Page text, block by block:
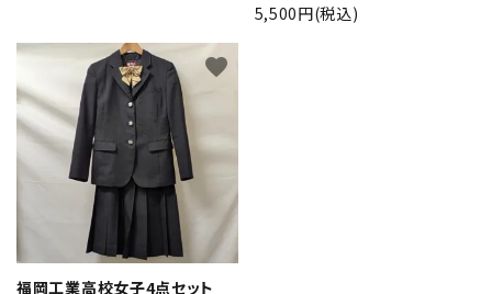
5,500円(税込)
福岡工業高校女子4点セット
favorite